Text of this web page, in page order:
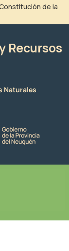
de la
Recursos
Naturales